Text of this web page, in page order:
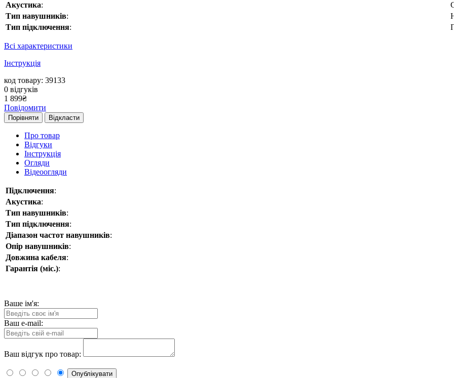
Акустика:
Тип навушників:
Тип підключення:
Всі характеристики
Інструкція
код товару: 39133
0 відгуків
1 899₴
Повідомити
Порівняти Відкласти
Про товар
Відгуки
Інструкція
Огляди
Відеоогляди
Підключення:
Акустика:
Тип навушників:
Тип підключення:
Діапазон частот навушників:
Опір навушників:
Довжина кабеля:
Гарантія (міс.):
Ваше ім'я:
Ваш e-mail:
Ваш відгук про товар:
Опублікувати